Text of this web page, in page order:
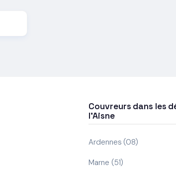
Couvreurs dans les
l'Aisne
Ardennes (08)
Marne (51)